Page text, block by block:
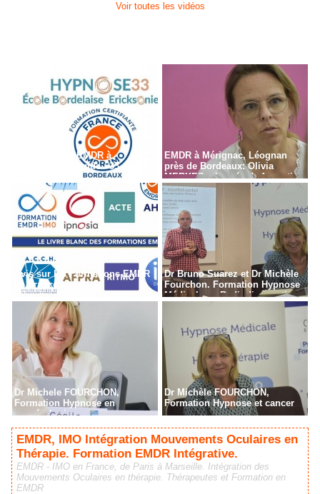
Voir toutes les vidéos
Formation en EMDR à
Bordeaux - Gironde - 33
EMDR à Mérignac, Léognan
près de Bordeaux: Olivia
MERKES, chargée de formation
Avis sur les Formations EMDR
en France
Dr Bruno Suarez et Dr Michèle
Fourchon. Formation Hypnose
Médicale en Radiodiagnostic,
Dr Michele FOURCHON,
Formation Hypnose en
cancérologie
Dr Michèle FOURCHON,
Formation Hypnose et cancer
EMDR, IMO Intégration Mouvements Oculaires en
Thérapie. Formation EMDR Intégrative.
EMDR - IMO en France, de Paris à Marseille. Intégration des
Mouvements Oculaires en thérapie. Thérapeutes et Formation en
EMDR